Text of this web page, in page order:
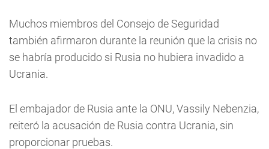
Muchos miembros del Consejo de Seguridad
también afirmaron durante la reunión que la crisis no
se habría producido si Rusia no hubiera invadido a
Ucrania.
El embajador de Rusia ante la ONU, Vassily Nebenzia,
reiteró la acusación de Rusia contra Ucrania, sin
proporcionar pruebas.